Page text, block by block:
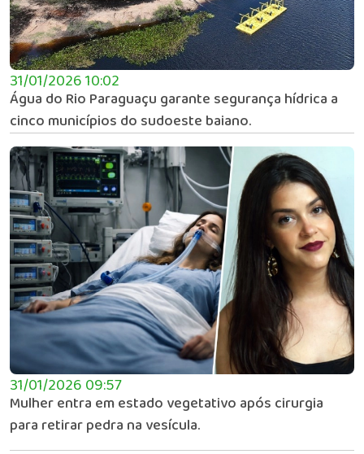
31/01/2026 10:02
Água do Rio Paraguaçu garante segurança hídrica a
cinco municípios do sudoeste baiano.
31/01/2026 09:57
Mulher entra em estado vegetativo após cirurgia
para retirar pedra na vesícula.